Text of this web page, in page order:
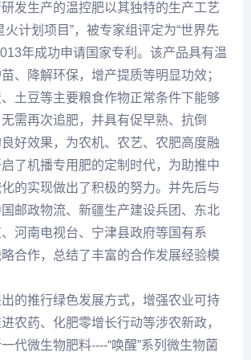
发生产的温控肥以其独特的生产工艺
火计划项目”，被专家组评定为“世界先
年成功申请国家专利。该产品具有温
、降解环保，增产提质等明显功效；
土豆等主要粮食作物正常条件下能够
需再次追肥，并具有促早熟、抗倒
好效果，为农机、农艺、农肥高度融
了机播专用肥的定制时代，为助推中
的实现做出了积极的努力。并先后与
邮政物流、新疆生产建设兵团、东北
河南电视台、宁津县政府等国有系
合作，总结了丰富的合作发展经验模
的推行绿色发展方式，增强农业可持
农药、化肥零增长行动等涉农新政，
代微生物肥料----“唤醒”系列微生物菌